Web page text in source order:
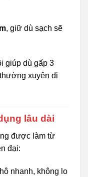
, giữ dù sạch sẽ
giúp dù gấp 3
xuyên di
lâu dài
được làm từ
đại:
nhanh, không lo